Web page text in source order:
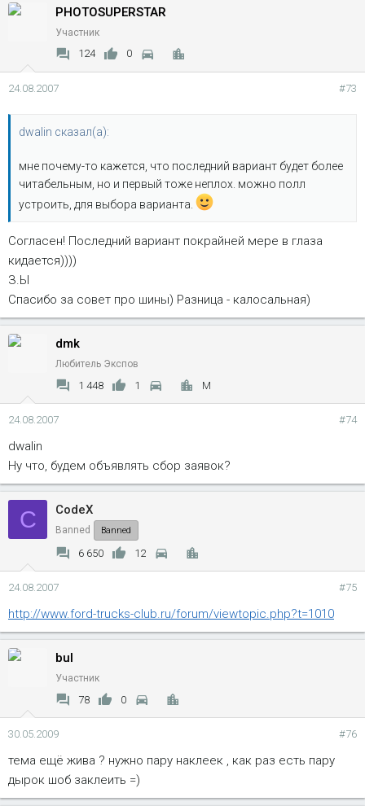
PHOTOSUPERSTAR
Участник
124 0
24.08.2007 #73
dwalin сказал(а):
мне почему-то кажется, что последний вариант будет более
читабельным, но и первый тоже неплох. можно полл
устроить, для выбора варианта.
Согласен! Последний вариант покрайней мере в глаза
кидается))))
З.Ы
Спасибо за совет про шины) Разница - калосальная)
dmk
Любитель Экспов
1 448 1 M
24.08.2007 #74
dwalin
Ну что, будем объявлять сбор заявок?
C CodeX
Banned Banned
6 650 12
24.08.2007 #75
http://www.ford-trucks-club.ru/forum/viewtopic.php?t=1010
bul
Участник
78 0
30.05.2009 #76
тема ещё жива ? нужно пару наклеек , как раз есть пару
дырок шоб заклеить =)